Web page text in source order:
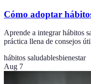
Cómo adoptar
Aprende a integrar hábitos
práctica llena de consejos
hábitos saludablesbienestar
Aug 7